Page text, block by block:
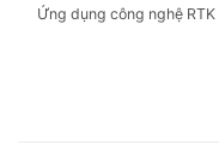
Ứng dụng công nghệ